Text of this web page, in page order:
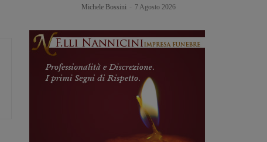
Michele Bossini 7 Agosto 2026